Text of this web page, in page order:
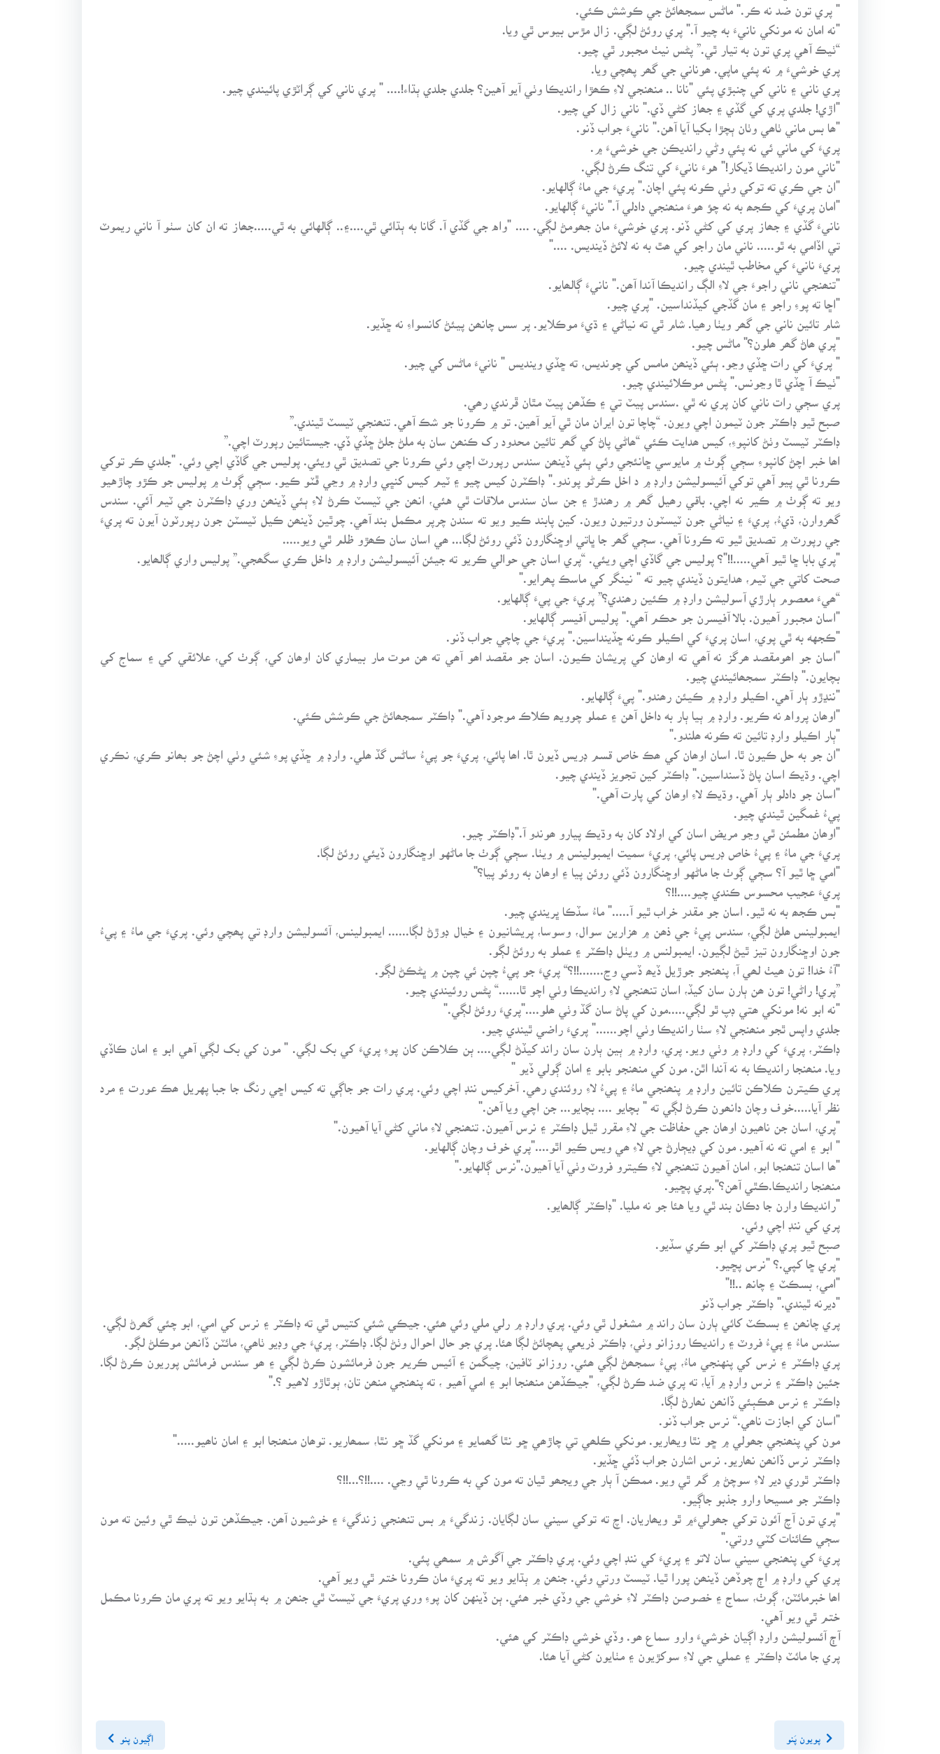
" پري تون ضد نه ڪر." ماڻس سمجھائڻ جي ڪوشش ڪئي.
"نه امان نه مونکي نانيءَ به چيو آ." پري روئڻ لڳي. زال مڙس بيوس ٿي ويا.
“ٺيڪ آهي پري تون به تيار ٿي.” پڻس نيٺ مجبور ٿي چيو.
پري خوشيءَ ۾ نه پئي ماپي. ھوناني جي گھر پھچي ويا.
پري ناني ۽ ناني کي چنبڙي پئي "نانا .. منھنجي لاءِ ڪھڙا رانديڪا وٺي آيو آهين؟ جلدي جلدي ٻڌاء!.... " پري ناني کي ڳراٽڙي پائيندي چيو.
"اڙي! جلدي پري کي گڏي ۽ جھاز کڻي ڏي." ناني زال کي چيو.
"ھا بس ماني ٺاھي وٺان ٻچڙا بکيا آيا آهن." نانيءَ جواب ڏنو.
پريءَ کي ماني ئي نه پئي وڻي رانديڪن جي خوشيءَ ۾.
"ناني مون رانديڪا ڏيکار!" هوءَ نانيءَ کي تنگ ڪرڻ لڳي.
"ان جي ڪري ته توکي وٺي ڪونه پئي اچان." پريءَ جي ماءُ ڳالهايو.
"امان پريءَ کي ڪجھ به نه چؤ ھوءَ منھنجي دادلي آ." نانيءَ ڳالهايو.
نانيءَ گڏي ۽ جھاز پري کي کڻي ڏنو. پري خوشيءَ مان جھومڻ لڳي. .... "واه جي گڏي آ. گانا به ٻڌائي ٿي....۽.. ڳالهائي به ٿي.....جھاز ته ان کان سٺو آ ناني ريموٽ
تي اڏامي به ٿو..... ناني مان راجو کي ھٿ به نه لائڻ ڏينديس. ...."
پريءَ نانيءَ کي مخاطب ٿيندي چيو.
"تنھنجي ناني راجوءَ جي لاءِ الڳ رانديڪا آندا آھن." نانيءَ ڳالھايو.
"اڇا ته پوءِ راجو ۽ مان گڏجي کيڏنداسين. "پري چيو.
شام تائين ناني جي گھر ويٺا رھيا. شام ٿي ته نياڻي ۽ ڌيءَ موڪلايو. پر سس چانھن پيئڻ کانسواءِ نه ڇڏيو.
"پري ھاڻ گھر ھلون؟" ماڻس چيو.
" پريءَ کي رات ڇڏي وڃو. ٻئي ڏينھن مامس کي چونديس، ته ڇڏي وينديس " نانيءَ ماڻس کي چيو.
"ٺيڪ آ ڇڏي ٿا وڃونس." پڻس موڪلائيندي چيو.
پري سڄي رات ناني کان پري نه ٿي .سندس پيٽ تي ۽ ڪڏھن پيٽ مٿان ڦرندي رھي.
صبح ٿيو ڊاڪٽر جون ٽيمون اچي ويون. “چاچا تون ايران مان ٿي آيو آھين. تو ۾ ڪرونا جو شڪ آهي. تنھنجي ٽيسٽ ٿيندي.”
ڊاڪٽر ٽيسٽ وٺڻ کانپوءِ، کيس ھدايت ڪئي “ھاڻي پاڻ کي گھر تائين محدود رک ڪنھن سان به ملڻ جلڻ ڇڏي ڏي. جيستائين رپورٽ اچي.”
اھا خبر اچڻ کانپوءِ سڄي ڳوٺ ۾ مايوسي ڇانئجي وئي ٻئي ڏينھن سندس رپورٽ اچي وئي ڪرونا جي تصديق ٿي ويئي. پوليس جي گاڏي اچي وئي. "جلدي ڪر توکي
ڪرونا ٿي پيو آهي توکي آئيسوليشن وارڊ ۾ د اخل ڪرڻو پوندو." ڊاڪٽرن کيس چيو ۽ ٽيم کيس کنڀي وارڊ ۾ وڃي ڦٽو ڪيو. سڄي ڳوٺ ۾ پوليس جو ڪڙو چاڙهيو
ويو ته ڳوٺ ۾ ڪير نه اچي. باقي رھيل گھر ۾ رھندڙ ۽ جن سان سندس ملاقات ٿي هئي، انھن جي ٽيسٽ ڪرڻ لاءِ ٻئي ڏينھن وري ڊاڪٽرن جي ٽيم آئي. سندس
گھروارن، ڌيءُ، پريءَ ۽ نياڻي جون ٽيسٽون ورتيون ويون. کين پابند ڪيو ويو ته سندن چرپر مڪمل بند آھي. چوٿين ڏينھن ڪيل ٽيسٽن جون رپورٽون آيون ته پريءَ
جي رپورٽ ۾ تصديق ٿيو ته ڪرونا آهي. سڄي گھر جا ڀاتي اوڇنگارون ڏئي روئڻ لڳا... ھي اسان سان ڪھڙو ظلم ٿي ويو.....
"پري بابا ڇا ٿيو آهي.....!!"؟ پوليس جي گاڏي اچي ويئي. “پري اسان جي حوالي ڪريو ته جيئن آئيسوليشن وارڊ ۾ داخل ڪري سگھجي.” پوليس واري ڳالھايو.
صحت کاتي جي ٽيم، ھدايتون ڏيندي چيو ته " نينگر کي ماسڪ پھرايو."
“ھيءَ معصوم ٻارڙي آسوليشن وارڊ ۾ ڪئين رھندي؟” پريءَ جي پيءَ ڳالهايو.
"اسان مجبور آهيون. بالا آفيسرن جو حڪم آھي." پوليس آفيسر ڳالهايو.
"ڪجهه به ٿي پوي، اسان پريءَ کي اڪيلو ڪونه ڇڏينداسين." پريءَ جي چاچي جواب ڏنو.
"اسان جو اھومقصد ھرگز نه آھي ته اوھان کي پريشان ڪيون. اسان جو مقصد اھو آھي ته ھن موت مار بيماري کان اوھان کي، ڳوٺ کي، علائقي کي ۽ سماج کي
بچايون." ڊاڪٽر سمجھائيندي چيو.
"ننڍڙو ٻار آهي. اڪيلو وارڊ ۾ ڪيئن رھندو." پيءَ ڳالهايو.
"اوھان پرواه نه ڪريو. وارڊ ۾ ٻيا ٻار به داخل آهن ۽ عملو چوويھ ڪلاڪ موجود آهي." ڊاڪٽر سمجھائڻ جي ڪوشش ڪئي.
"ٻار اڪيلو وارڊ تائين ته ڪونه ھلندو."
"ان جو به حل ڪيون ٿا. اسان اوھان کي ھڪ خاص قسم ڊريس ڏيون ٿا. اھا پائي، پريءَ جو پيءُ ساڻس گڏ ھلي. وارڊ ۾ ڇڏي پوءِ شئي وٺي اچڻ جو بھانو ڪري، نڪري
اچي. وڌيڪ اسان پاڻ ڏسنداسين." ڊاڪٽر کين تجويز ڏيندي چيو.
"اسان جو دادلو ٻار آهي. وڌيڪ لاءِ اوھان کي پارت آهي."
پيءُ غمگين ٿيندي چيو.
"اوھان مطمئن ٿي وڃو مريض اسان کي اولاد کان به وڌيڪ پيارو ھوندو آ."ڊاڪٽر چيو.
پريءَ جي ماءُ ۽ پيءُ خاص ڊريس پائي، پريءَ سميت ايمبولينس ۾ ويٺا. سڄي ڳوٺ جا ماڻهو اوڇنگارون ڏيئي روئڻ لڳا.
"امي ڇا ٿيو آ؟ سڄي ڳوٺ جا ماڻهو اوڇنگارون ڏئي روئن پيا ۽ اوھان به روئو پيا؟"
پريءَ عجيب محسوس ڪندي چيو....!!؟
"بس ڪجھ به نه ٿيو. اسان جو مقدر خراب ٿيو آ....." ماءُ سڏڪا ڀريندي چيو.
ايمبولينس ھلڻ لڳي، سندس پيءُ جي ذھن ۾ ھزارين سوال، وسوسا، پريشانيون ۽ خيال ڊوڙڻ لڳا...... ايمبولينس، آئسوليشن وارڊ تي پھچي وئي. پريءَ جي ماءُ ۽ پيءُ
جون اوڇنگارون تيز ٿيڻ لڳيون. ايمبولنس ۾ ويٺل ڊاڪٽر ۽ عملو به روئڻ لڳو.
"آءُ خدا! تون ھيٺ لھي آ، پنھنجو جوڙيل ڏيھ ڏسي وڃ.......!!؟“ پريءَ جو پيءُ چپن ئي چپن ۾ ڀڻڪڻ لڳو.
”پري! راڻي! تون ھن ٻارن سان کيڏ، اسان تنھنجي لاءِ رانديڪا وٺي اچو ٿا......“ پڻس روئيندي چيو.
"نه ابو نه! مونکي ھتي ڊپ ٿو لڳي.....مون کي پاڻ سان گڏ وٺي ھلو...."پريءَ روئڻ لڳي."
جلدي واپس ٿجو منھنجي لاءِ سٺا رانديڪا وٺي اچو......" پريءَ راضي ٿيندي چيو.
ڊاڪٽر، پريءَ کي وارڊ ۾ وٺي ويو. پري، وارڊ ۾ ٻين ٻارن سان راند کيڏڻ لڳي.... ٻن ڪلاڪن کان پوءِ پريءَ کي بک لڳي. " مون کي بک لڳي آهي ابو ۽ امان ڪاڏي
ويا. منھنجا رانديڪا به نه آندا اٿن. مون کي منھنجو بابو ۽ امان ڳولي ڏيو "
پري ڪيترن ڪلاڪن تائين وارڊ ۾ پنھنجي ماءُ ۽ پيءُ لاءِ روئندي رھي. آخرکيس ننڊ اچي وئي. پري رات جو جاڳي ته کيس اڇي رنگ جا جبا پهريل ھڪ عورت ۽ مرد
نظر آيا.....خوف وچان دانھون ڪرڻ لڳي ته " بچايو .... بچايو... جن اچي ويا آهن."
"پري، اسان جن ناھيون اوھان جي حفاظت جي لاءِ مقرر ٿيل ڊاڪٽر ۽ نرس آھيون. تنھنجي لاءِ ماني کڻي آيا آهيون."
" ابو ۽ امي ته نه آهيو. مون کي ڊيڄارڻ جي لاءِ ھي ويس ڪيو اٿو...."پري خوف وچان ڳالهايو.
"ھا اسان تنھنجا ابو، امان آهيون تنھنجي لاءِ ڪيترو فروٽ وٺي آيا آهيون."نرس ڳالهايو."
منھنجا رانديڪا.ڪٿي آھن؟".پري پڇيو.
"رانديڪا وارن جا دڪان بند ٿي ويا هئا جو نه مليا. "ڊاڪٽر ڳالھايو.
پري کي ننڊ اچي وئي.
صبح ٿيو پري ڊاڪٽر کي ابو ڪري سڏيو.
"پري ڇا کپي.؟ "نرس پڇيو.
"امي، بسڪٽ ۽ چانھ ..!!"
"ديرنه ٿيندي." ڊاڪٽر جواب ڏنو
پري چانھن ۽ بسڪٽ کائي ٻارن سان راند ۾ مشغول ٿي وئي. پري وارڊ ۾ رلي ملي وئي ھئي. جيڪي شئي کتيس ٿي ته ڊاڪٽر ۽ نرس کي امي، ابو چئي گھرڻ لڳي.
سندس ماءُ ۽ پيءُ فروٽ ۽ رانديڪا روزانو وٺي، ڊاڪٽر ذريعي پھچائڻ لڳا ھئا. پري جو حال احوال وٺڻ لڳا. ڊاڪٽر، پريءَ جي وڊيو ٺاھي، مائٽن ڏانھن موڪلڻ لڳو.
پري ڊاڪٽر ۽ نرس کي پنهنجي ماءُ، پيءُ سمجھڻ لڳي ھئي. روزانو ٽافين، چيگمن ۽ آئيس ڪريم جون فرمائشون ڪرڻ لڳي ۽ ھو سندس فرمائش پوريون ڪرڻ لڳا.
جئين ڊاڪٽر ۽ نرس وارڊ ۾ آيا، ته پري ضد ڪرڻ لڳي، "جيڪڏھن منھنجا ابو ۽ امي آھيو ، ته پنھنجي منھن تان، ٻوٿاڙو لاھيو ؟."
ڊاڪٽر ۽ نرس ھڪٻئي ڏانھن نھارڻ لڳا.
"اسان کي اجازت ناھي.“ نرس جواب ڏنو.
مون کي پنھنجي جھولي ۾ ڇو نٿا ويھاريو. مونکي ڪلھي تي چاڙھي ڇو نٿا گھمايو ۽ مونکي گڏ ڇو نٿا، سمھاريو. توھان منھنجا ابو ۽ امان ناھيو....."
ڊاڪٽر نرس ڏانھن نھاريو. نرس اشارن جواب ڏئي ڇڏيو.
ڊاڪٽر ٿوري دير لاءِ سوچڻ ۾ گم ٿي ويو. ممڪن آ ٻار جي ويجھو ٿيان ته مون کي به ڪرونا ٿي وڃي. ....!!؟...!!؟
ڊاڪٽر جو مسيحا وارو جذبو جاڳيو.
"پري تون آچ آئون توکي جھوليءَ۾ ٿو ويھاريان. اچ ته توکي سيني سان لڳايان. زندگيءَ ۾ بس تنھنجي زندگيءَ ۽ خوشيون آھن. جيڪڏهن تون ٺيڪ ٿي وئين ته مون
سڄي ڪائنات کٽي ورتي."
پريءَ کي پنھنجي سيني سان لاتو ۽ پريءَ کي ننڊ اچي وئي. پري ڊاڪٽر جي آگوش ۾ سمھي پئي.
پري کي وارڊ ۾ اڄ چوڏھن ڏينھن پورا ٿيا. ٽيسٽ ورتي وئي. جنھن ۾ ٻڌايو ويو ته پريءَ مان ڪرونا ختم ٿي ويو آهي.
اھا خبرمائٽن، ڳوٺ، سماج ۽ خصوصن ڊاڪٽر لاءِ خوشي جي وڏي خبر ھئي. ٻن ڏينهن کان پوءِ وري پريءَ جي ٽيسٽ ٿي جنھن ۾ به ٻڌايو ويو ته پري مان ڪرونا مڪمل
ختم ٿي ويو آهي.
آڄ آئسوليشن وارڊ اڳيان خوشيءَ وارو سماع ھو. وڏي خوشي ڊاڪٽر کي ھئي.
پري جا مائٽ ڊاڪٽر ۽ عملي جي لاءِ سوکڙيون ۽ مٺايون کڻي آيا ھئا.
پويون پَنو اڳيون پنو